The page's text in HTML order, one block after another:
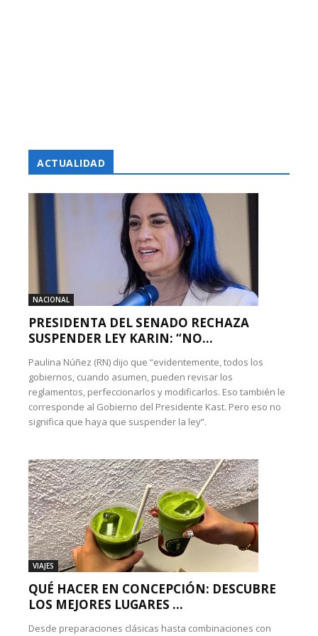
ACTUALIDAD
NACIONAL
PRESIDENTA DEL SENADO RECHAZA
SUSPENDER LEY KARIN: “NO...
Paulina Núñez (RN) dijo que “evidentemente, todos los
gobiernos, cuando asumen, pueden revisar los
reglamentos, perfeccionarlos y modificarlos. Eso también le
corresponde al Gobierno del Presidente Kast. Pero eso no
significa que haya que suspender la ley”.
VIAJES
QUÉ HACER EN CONCEPCIÓN: DESCUBRE
LOS MEJORES LUGARES ...
Desde preparaciones clásicas hasta combinaciones con